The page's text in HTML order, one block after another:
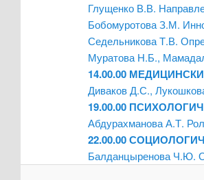
Глущенко В.В.
Бобомуротова З.М.
Седельникова Т.В.
Муратова Н.Б.,
14.00.00
Диваков Д.С.,
19.00.00
Абдурахманова А.Т.
22.00.00
Балданцыренова Ч.Ю.